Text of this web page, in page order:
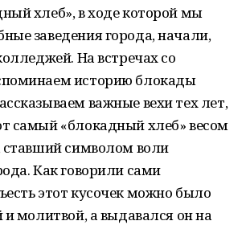
хлеб», в ходе которой мы
заведения города, начали,
На встречах со
историю блокады
важные вехи тех лет,
самый «блокадный хлеб» весом
ставший символом воли
Как говорили сами
этот кусочек можно было
и молитвой, а выдавался он на